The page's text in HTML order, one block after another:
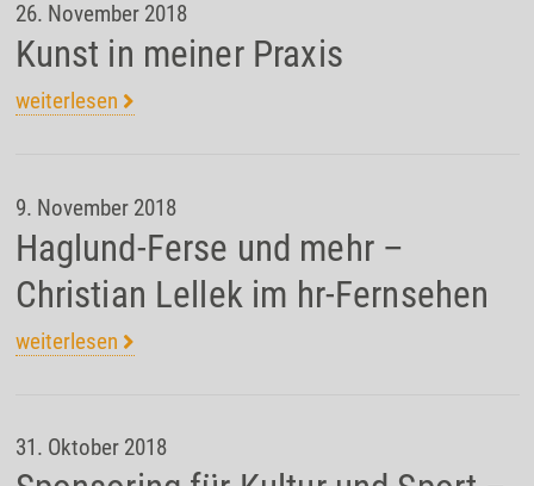
26. November 2018
Kunst in meiner Praxis
weiterlesen
9. November 2018
Haglund-Ferse und mehr –
Christian Lellek im hr-Fernsehen
weiterlesen
31. Oktober 2018